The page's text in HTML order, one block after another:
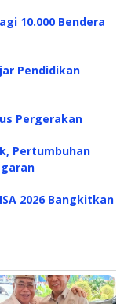
10.000 Bendera
Pendidikan
Pergerakan
Pertumbuhan
2026 Bangkitkan